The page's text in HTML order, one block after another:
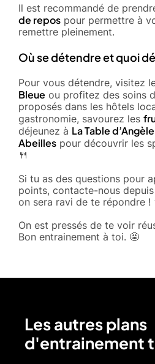
Il est recommandé de
de repos pour permettre à
remettre pleinement.
Où se détendre et quoi
Pour vous détendre, visitez
Bleue ou profitez des soins
proposés dans les hôtels
gastronomie, savourez les
déjeunez à La Table d’Angèle
Abeilles pour découvrir les
🍴
Si tu as des questions pour
points, contacte-nous
on sera ravi de te répondre !
On est pressés de te voir
Bon entrainement à toi. 🤩
Les autres plans
d'entrainement